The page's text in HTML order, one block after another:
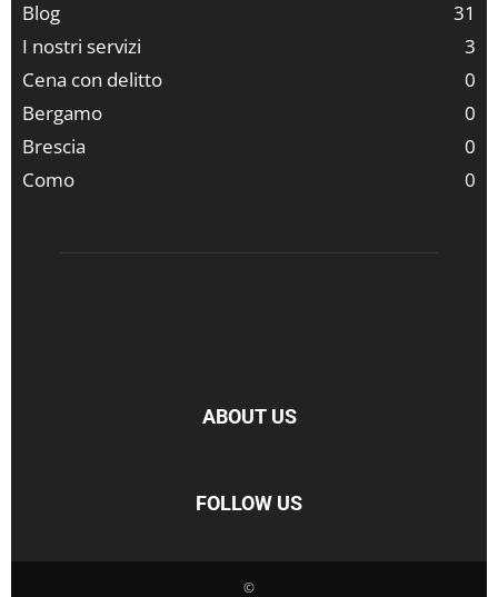
Blog
31
I nostri servizi
3
Cena con delitto
0
Bergamo
0
Brescia
0
Como
0
ABOUT US
FOLLOW US
©